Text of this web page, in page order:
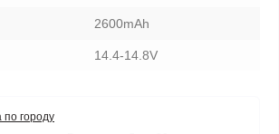
2600mAh
14.4-14.8V
по городу